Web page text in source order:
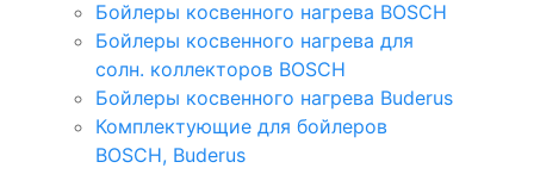
Бойлеры косвенного нагрева BOSCH
Бойлеры косвенного нагрева для
солн. коллекторов BOSCH
Бойлеры косвенного нагрева Buderus
Комплектующие для бойлеров
BOSCH, Buderus